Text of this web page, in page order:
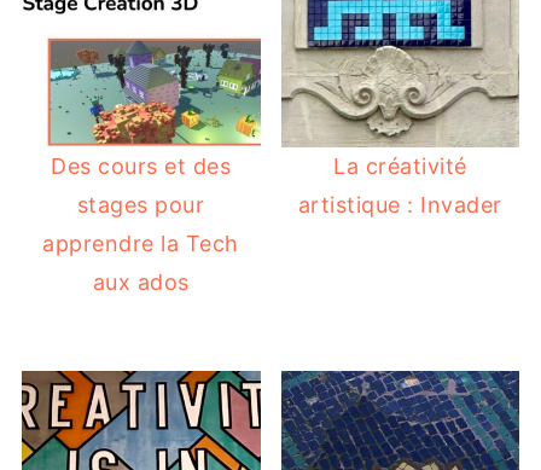
Des cours et des
stages pour
apprendre la Tech
aux ados
La créativité
artistique : Invader